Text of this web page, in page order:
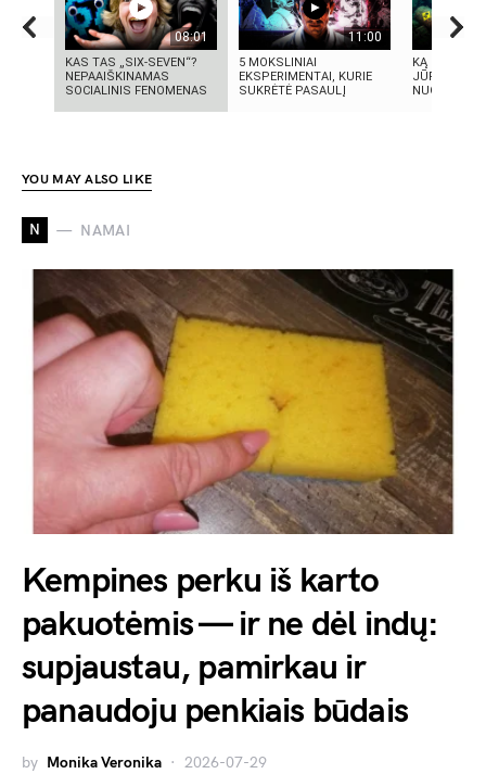
08:01
KAS TAS „SIX-SEVEN“?
NEPAAIŠKINAMAS
SOCIALINIS FENOMENAS
11:00
5 MOKSLINIAI
EKSPERIMENTAI, KURIE
SUKRĖTĖ PASAULĮ
KĄ SLEPIA
JŪRA? 5
YOU MAY ALSO LIKE
N NAMAI
Kempines perku iš karto
pakuotėmis — ir ne dėl indų:
supjaustau, pamirkau ir
panaudoju penkiais būdais
by Monika Veronika 2026-07-29